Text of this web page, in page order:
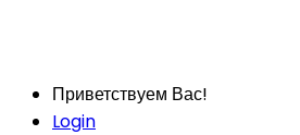
Приветствуем Вас!
Login